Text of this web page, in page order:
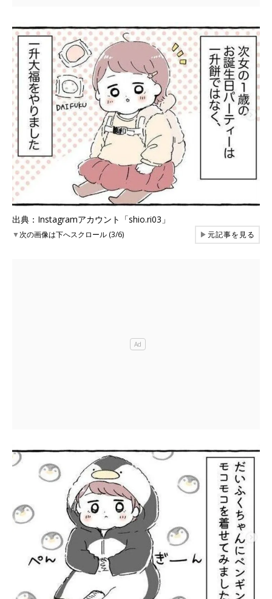
出典：Instagramアカウント「shio.ri03」
▼次の画像は下へスクロール (3/6) ▶元記事を見る